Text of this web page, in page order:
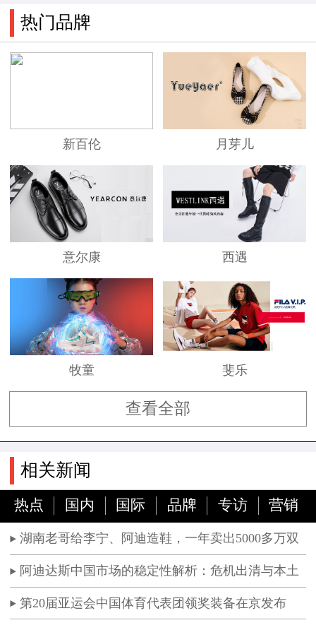
热门品牌
新百伦 月芽儿
意尔康 西遇
牧童 斐乐
查看全部
相关新闻
热点 国内 国际 品牌 专访 营销
湖南老哥给李宁、阿迪造鞋，一年卖出5000多万双
阿迪达斯中国市场的稳定性解析：危机出清与本土
化经营
第20届亚运会中国体育代表团领奖装备在京发布